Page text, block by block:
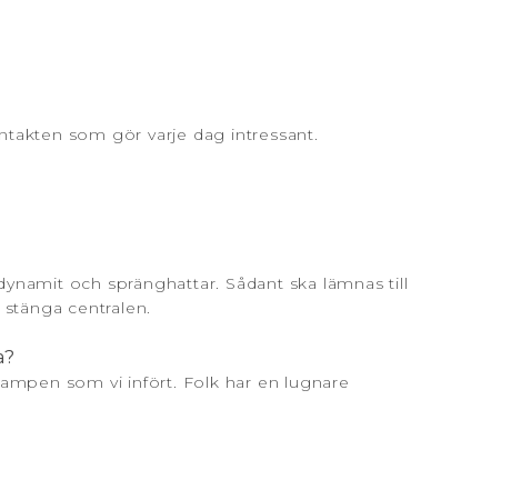
som gör varje dag intressant.
och spränghattar. Sådant ska lämnas till
centralen.
som vi infört. Folk har en lugnare